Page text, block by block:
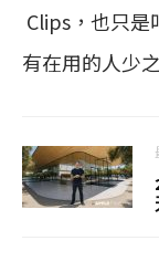
Clips，也只是
有在用的人少